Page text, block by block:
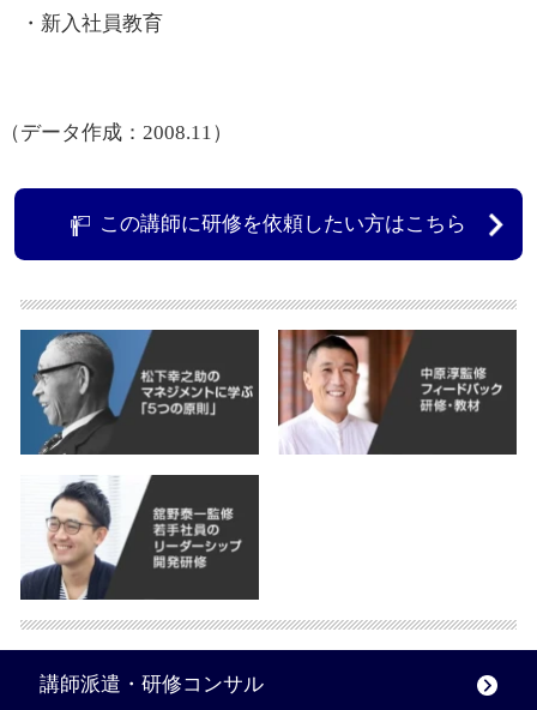
・新入社員教育
（データ作成：2008.11）
この講師に研修を依頼したい方はこちら
講師派遣・研修コンサル